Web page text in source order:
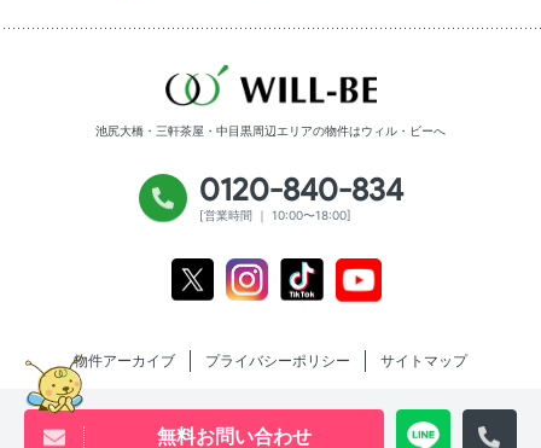
無料お問い合わせ
池尻大橋・三軒茶屋・中目黒周辺エリアの物件はウィル・ビーへ
0120-840-834
[営業時間 ｜ 10:00〜18:00]
Instagram Tiktok
物件アーカイブ プライバシーポリシー サイトマップ
Copyright will be co.,ltd All rights reserved.